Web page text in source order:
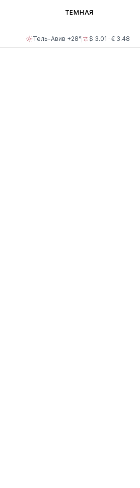
Тель-Авив +28° $ 3.01 · € 3.48
ТЕМНАЯ